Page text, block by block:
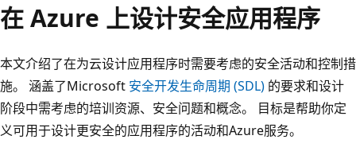
在 Azure 上设计安全应用程序
本文介绍了在为云设计应用程序时需要考虑的安全活动和控制措
施。 涵盖了Microsoft 安全开发生命周期 (SDL) 的要求和设计
阶段中需考虑的培训资源、安全问题和概念。 目标是帮助你定
义可用于设计更安全的应用程序的活动和Azure服务。